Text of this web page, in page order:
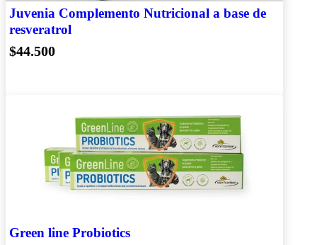
Juvenia Complemento Nutricional a base de
resveratrol
$44.500
Green line Probiotics